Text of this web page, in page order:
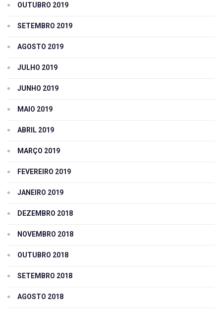
OUTUBRO 2019
SETEMBRO 2019
AGOSTO 2019
JULHO 2019
JUNHO 2019
MAIO 2019
ABRIL 2019
MARÇO 2019
FEVEREIRO 2019
JANEIRO 2019
DEZEMBRO 2018
NOVEMBRO 2018
OUTUBRO 2018
SETEMBRO 2018
AGOSTO 2018